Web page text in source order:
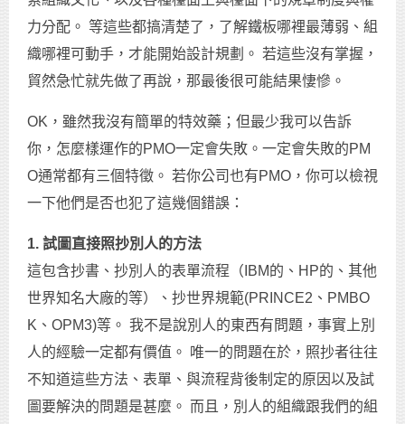
力分配。 等這些都搞清楚了，了解鐵板哪裡最薄弱、組
織哪裡可動手，才能開始設計規劃。 若這些沒有掌握，
貿然急忙就先做了再說，那最後很可能結果悽慘。
OK，雖然我沒有簡單的特效藥；但最少我可以告訴
你，怎麼樣運作的PMO一定會失敗。一定會失敗的PM
O通常都有三個特徵。 若你公司也有PMO，你可以檢視
一下他們是否也犯了這幾個錯誤：
1. 試圖直接照抄別人的方法
這包含抄書、抄別人的表單流程（IBM的、HP的、其他
世界知名大廠的等）、抄世界規範(PRINCE2、PMBO
K、OPM3)等。 我不是說別人的東西有問題，事實上別
人的經驗一定都有價值。 唯一的問題在於，照抄者往往
不知道這些方法、表單、與流程背後制定的原因以及試
圖要解決的問題是甚麼。 而且，別人的組織跟我們的組